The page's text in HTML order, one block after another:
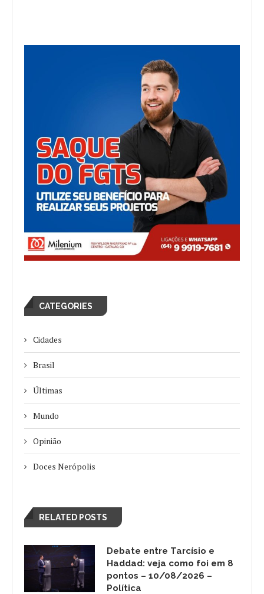
CATEGORIES
Cidades
Brasil
Últimas
Mundo
Opinião
Doces Nerópolis
RELATED POSTS
Debate entre Tarcísio e
Haddad: veja como foi em 8
pontos – 10/08/2026 –
Política